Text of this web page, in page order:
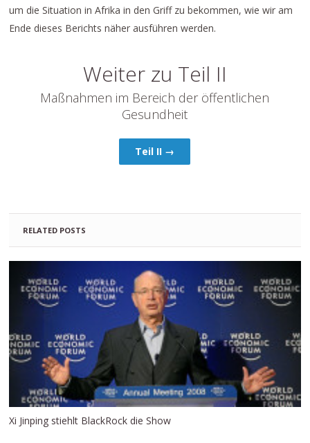
um die Situation in Afrika in den Griff zu bekommen, wie wir am
Ende dieses Berichts näher ausführen werden.
Weiter zu Teil II
Maßnahmen im Bereich der öffentlichen
Gesundheit
Teil II →
RELATED POSTS
Xi Jinping stiehlt BlackRock die Show